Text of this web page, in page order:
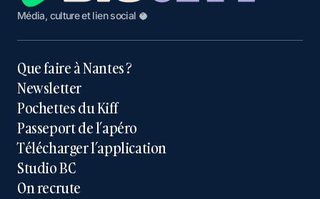
Média, culture et lien social 🥥
Que faire à Nantes ?
Newsletter
Pochettes du Kiff
Passeport de l’apéro
Télécharger l’application
Studio BC
On recrute